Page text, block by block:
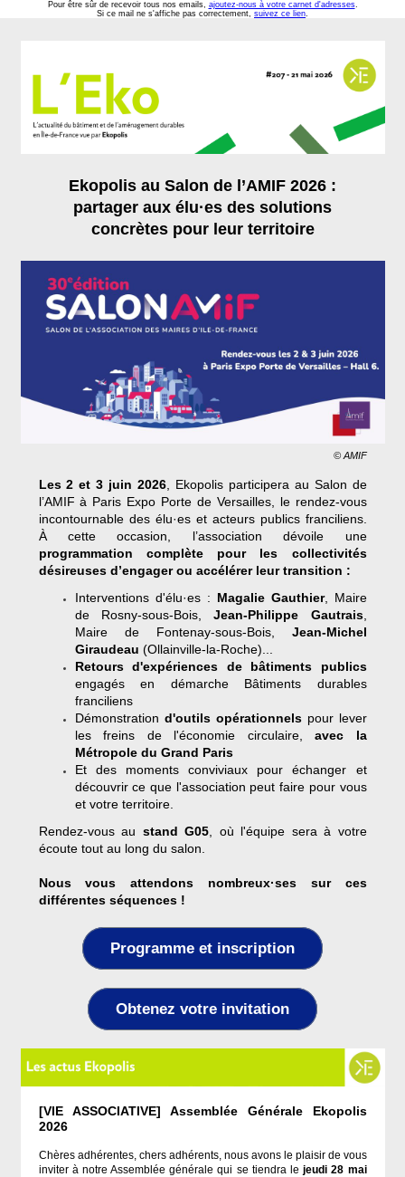
Pour être sûr de recevoir tous nos emails, ajoutez-nous à votre carnet d'adresses.
Si ce mail ne s'affiche pas correctement, suivez ce lien.
Ekopolis au Salon de l’AMIF 2026 :
partager aux élu·es des solutions
concrètes pour leur territoire
© AMIF
Les 2 et 3 juin 2026 , Ekopolis participera au Salon de
l’AMIF à Paris Expo Porte de Versailles, le rendez-vous
incontournable des élu·es et acteurs publics franciliens.
À cette occasion, l’association dévoile une
programmation complète pour les collectivités
désireuses d’engager ou accélérer leur transition :
Interventions d'élu·es : Magalie Gauthier, Maire
de Rosny-sous-Bois,Jean-Philippe Gautrais,
Maire de Fontenay-sous-Bois, Jean-Michel
Giraudeau (Ollainville-la-Roche)...
Retours d'expériences de bâtiments publics
engagés en démarche Bâtiments durables
franciliens
Démonstration d'outils opérationnelspour lever
les freins de l'économie circulaire, avec la
Métropole du Grand Paris
Et des moments conviviaux pour échanger et
découvrir ce que l'association peut faire pour vous
et votre territoire.
Rendez-vous au stand G05 , où l'équipe sera à votre
écoute tout au long du salon.
Nous vous attendons nombreux·ses sur ces
différentes séquences !
Programme et inscription
Obtenez votre invitation
[VIE ASSOCIATIVE] Assemblée Générale Ekopolis
2026
Chères adhérentes, chers adhérents, nous avons le plaisir de vous
inviter à notre Assemblée générale qui se tiendra lejeudi 28 mai